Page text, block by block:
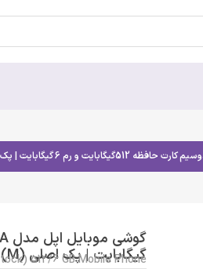
گیگابایت | پک اصلی (M)
512/6 GB Mobile Phone